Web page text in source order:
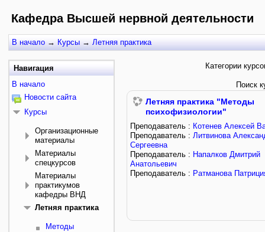
Кафедра Высшей нервной деятельности
В начало → Курсы → Летняя практика
Категории
Поиск
Летняя практика "Методы
психофизиологии"
Преподаватель : Котенев Алексей
Преподаватель : Литвинова
Сергеевна
Преподаватель : Напалков Дмитрий
Анатольевич
Преподаватель : Ратманова
Навигация
В начало
Новости сайта
Курсы
Организационные
материалы
Материалы
спецкурсов
Материалы
практикумов
кафедры ВНД
Летняя практика
Методы